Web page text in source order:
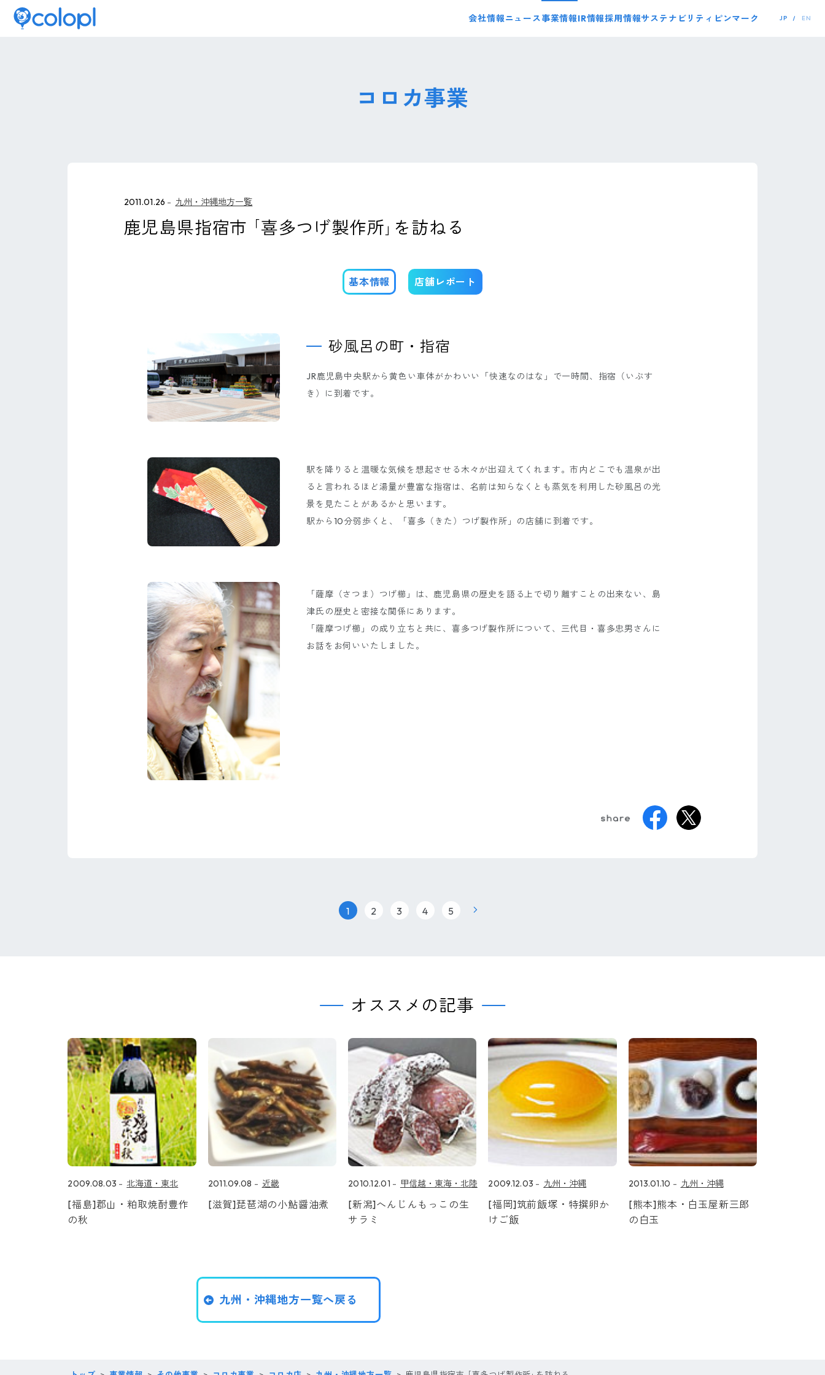
会社情報ニュース事業情報IR情報採用情報サステナビリティ ピンマーク JP EN
コロカ事業
2011.01.26 九州・沖縄地方一覧
鹿児島県指宿市 ｢喜多つげ製作所｣を訪ねる
基本情報 店舗レポート
砂風呂の町・指宿
JR鹿児島中央駅から黄色い車体がかわいい「快速なのはな」で一時間、指宿（いぶす
き）に到着です。
駅を降りると温暖な気候を想起させる木々が出迎えてくれます。市内どこでも温泉が出
ると言われるほど湯量が豊富な指宿は、名前は知らなくとも蒸気を利用した砂風呂の光
景を見たことがあるかと思います。
駅から10分弱歩くと、「喜多（きた）つげ製作所」の店舗に到着です。
「薩摩（さつま）つげ櫛」は、鹿児島県の歴史を語る上で切り離すことの出来ない、島
津氏の歴史と密接な関係にあります。
「薩摩つげ櫛」の成り立ちと共に、喜多つげ製作所について、三代目・喜多忠男さんに
お話をお伺いいたしました。
1 2 3 4 5
オススメの記事
2009.08.03 北海道・東北
[福島]郡山・粕取焼酎豊作
の秋
2011.09.08 近畿
[滋賀]琵琶湖の小鮎醤油煮
2010.12.01 甲信越・東海・北陸
[新潟]へんじんもっこの生
サラミ
2009.12.03 九州・沖縄
[福岡]筑前飯塚・特撰卵か
けご飯
2013.01.10 九州・沖縄
[熊本]熊本・白玉屋新三郎
の白玉
九州・沖縄地方一覧へ戻る